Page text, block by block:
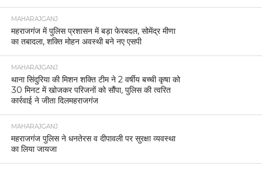
MAHARAJGANJ
महराजगंज में पुलिस प्रशासन में बड़ा फेरबदल, सोमेंद्र मीणा
का तबादला, शक्ति मोहन अवस्थी बने नए एसपी
MAHARAJGANJ
थाना सिंदुरिया की मिशन शक्ति टीम ने 2 वर्षीय बच्ची कृषा को
30 मिनट में खोजकर परिजनों को सौंपा, पुलिस की त्वरित
कार्रवाई ने जीता दिलमहराजगंज
MAHARAJGANJ
महराजगंज पुलिस ने धनतेरस व दीपावली पर सुरक्षा व्यवस्था
का लिया जायजा